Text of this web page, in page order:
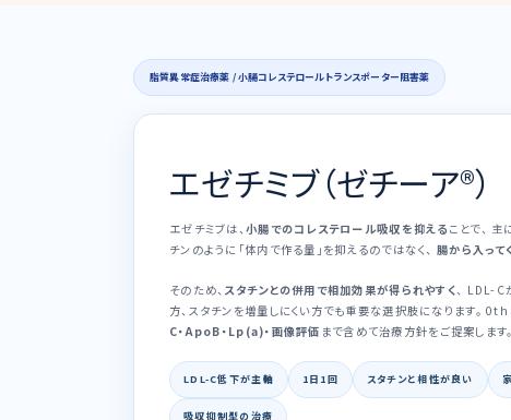
脂質異常症治療薬 / 小腸コレステロールトランスポーター阻害薬
エゼチミブ（ゼチーア®）
エゼチミブは、小腸でのコレステロール吸収を抑えることで、 主
チンのように「体内で作る量」を抑えるのではなく、 腸から入って
そのため、 スタチンとの併用で相加効果が得られやすく、 LDL-C
方、スタチンを増量しにくい方でも重要な選択肢になります。
C・ApoB・Lp(a)・画像評価 まで含めて治療方針をご提案します。
LDL-C低下が主軸 1日1回 スタチンと相性が良い
吸収抑制型の治療